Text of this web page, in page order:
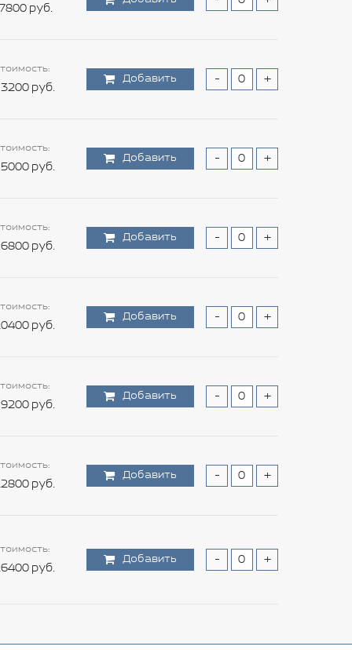
руб.
руб.
Добавить - +
руб.
Добавить - +
руб.
Добавить - +
руб.
Добавить - +
руб.
Добавить - +
руб.
Добавить - +
руб.
Добавить - +